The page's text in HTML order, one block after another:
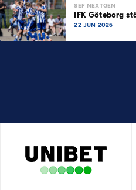
SEF NEXTGEN
IFK Göteborg
22 JUN 2026